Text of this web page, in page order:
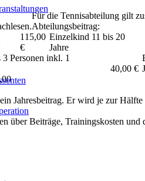
Für die Tennisabteilung gilt
Abteilungsbeitrag:
115,00
€
Einzelkind 11 bis 20
Jahre
Personen inkl. 1
40,00 €
Jahresbeitrag. Er wird je zur Hälfte
über Beiträge, Trainingskosten und